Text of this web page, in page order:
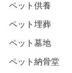
ペット供養
ペット埋葬
ペット墓地
ペット納骨堂